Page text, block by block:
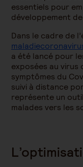
essentiels pour
développement
Dans le cadre de
a été lancé pour
exposées au
symptômes du
suivi à distance
représente un
malades vers les